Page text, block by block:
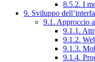
8.5.2. I
9. Sviluppo
9.1. Approccio
9.1.1.
9.1.2.
9.1.3.
9.1.4.